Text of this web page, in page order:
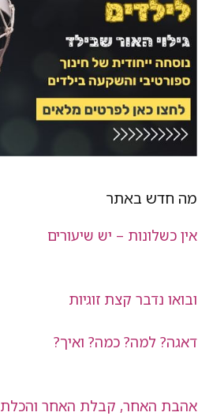
מה חדש באתר
אין כשלונות – יש שיעורים
ובואו נדבר קצת זוגיות
דאגה? למה? כמה? ואיך?
אהבת האחר, קבלת האחר והכלת